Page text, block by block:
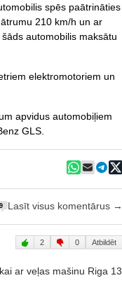
spēs paātrināties
210 km/h un ar
automobilis maksātu
elektromotoriem un
apvidus automobiļiem
GLS.
9 Lasīt visus komentārus →
2 0 Atbildēt
ar veļas mašinu Riga 13